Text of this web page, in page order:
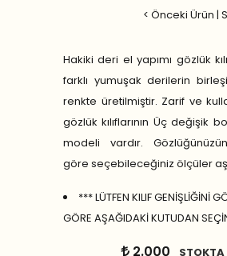
< Önceki Ürün |
Hakiki deri el yapımı gözlük
farklı yumuşak derilerin
renkte üretilmiştir. Zarif ve
gözlük kılıflarının Üç değişik
modeli vardır.
göre seçebileceğiniz ölçüler
*** LÜTFEN KILIF GENİŞLİĞİNİ
GÖRE AŞAĞIDAKİ KUTUDAN
2.000 STOKTA